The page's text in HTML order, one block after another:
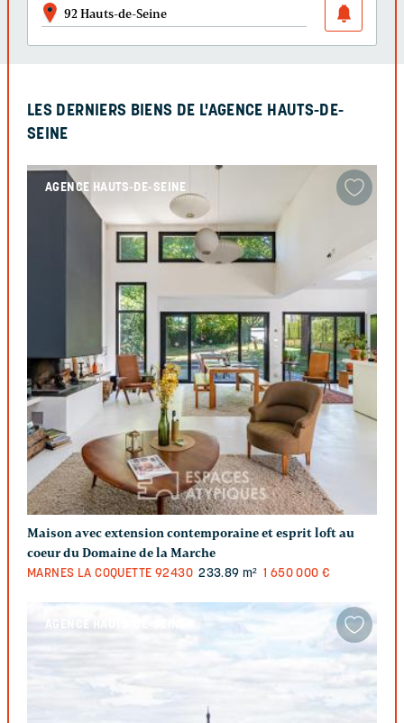
92 Hauts-de-Seine
LES DERNIERS BIENS DE L'AGENCE HAUTS-DE-
SEINE
AGENCE HAUTS-DE-SEINE
Maison avec extension contemporaine et esprit loft au
coeur du Domaine de la Marche
MARNES LA COQUETTE 92430 233.89 m² 1 650 000 €
AGENCE HAUTS-DE-SEINE